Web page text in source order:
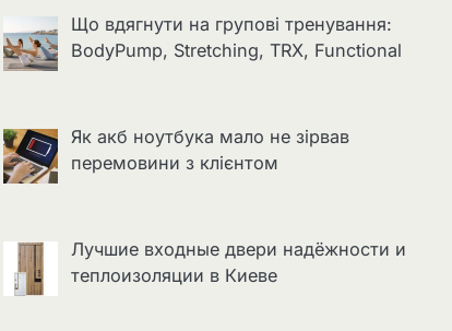
Що вдягнути на групові тренування:
BodyPump, Stretching, TRX, Functional
Як акб ноутбука мало не зірвав
перемовини з клієнтом
Лучшие входные двери надёжности и
теплоизоляции в Киеве